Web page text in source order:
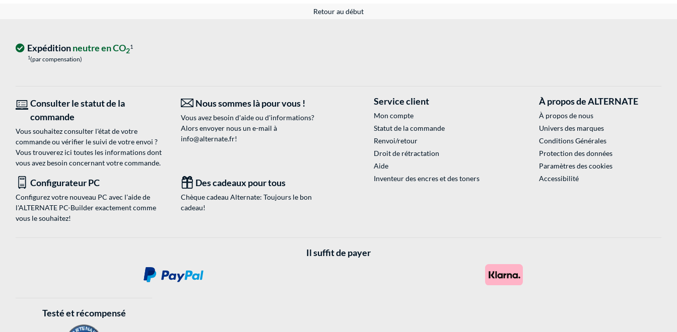
Retour au début
Expéditionneutre en CO21
1(par compensation)
Consulter le statut de la
commande
Vous souhaitez consulter l'état de votre
commande ou vérifier le suivi de votre envoi ?
Vous trouverez ici toutes les informations dont
vous avez besoin concernant votre commande.
Nous sommes là pour vous !
Vous avez besoin d'aide ou d'informations?
Alors envoyer nous un e-mail à
info@alternate.fr!
Configurateur PC
Configurez votre nouveau PC avec l'aide de
l'ALTERNATE PC-Builder exactement comme
vous le souhaitez!
Des cadeaux pour tous
Chèque cadeau Alternate: Toujours le bon
cadeau!
Service client
Mon compte
Statut de la commande
Renvoi/retour
Droit de rétractation
Aide
Inventeur des encres et des toners
À propos de ALTERNATE
À propos de nous
Univers des marques
Conditions Générales
Protection des données
Paramètres des cookies
Accessibilité
Il suffit de payer
Testé et récompensé